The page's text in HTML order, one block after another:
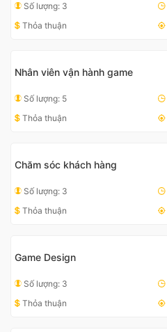
Số lượng: 3
Thỏa thuận
Nhân viên vận hành game
Số lượng: 5
Thỏa thuận
Chăm sóc khách hàng
Số lượng: 3
Thỏa thuận
Game Design
Số lượng: 3
Thỏa thuận